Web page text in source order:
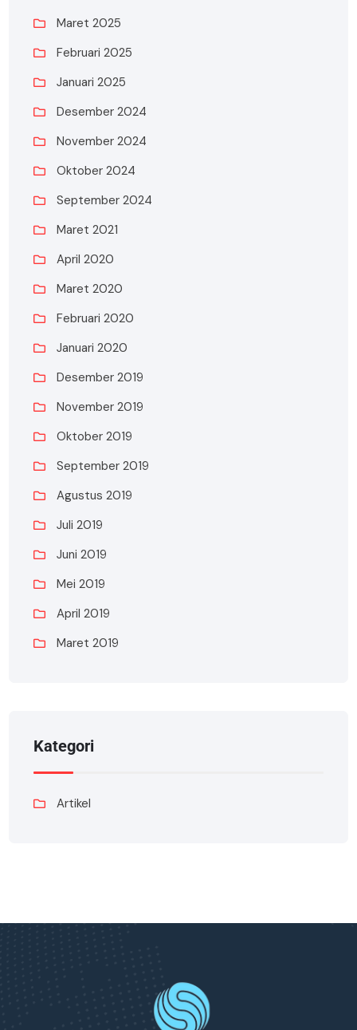
Maret 2025
Februari 2025
Januari 2025
Desember 2024
November 2024
Oktober 2024
September 2024
Maret 2021
April 2020
Maret 2020
Februari 2020
Januari 2020
Desember 2019
November 2019
Oktober 2019
September 2019
Agustus 2019
Juli 2019
Juni 2019
Mei 2019
April 2019
Maret 2019
Kategori
Artikel